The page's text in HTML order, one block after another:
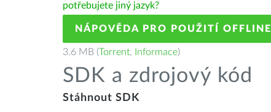
potřebujete jiný jazyk?
NÁPOVĚDA PRO POUŽITÍ OFFLINE
3.6 MB (Torrent, Informace)
SDK a zdrojový kód
Stáhnout SDK